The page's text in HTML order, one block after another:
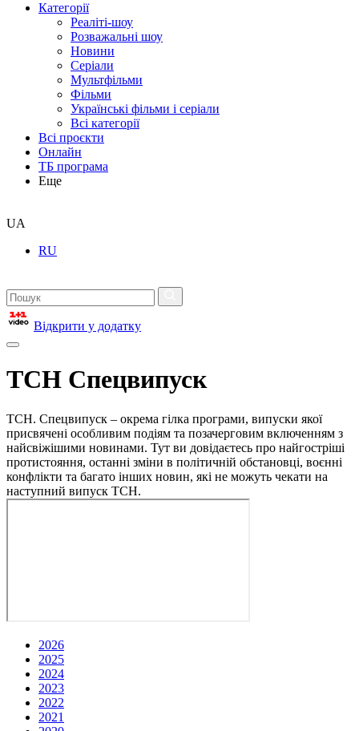
Категорії
Реаліті-шоу
Розважальні шоу
Новини
Серіали
Мультфільми
Фільми
Українські фільми і серіали
Всі категорії
Всі проєкти
Онлайн
ТБ програма
Еще
UA
RU
Відкрити у додатку
ТСН Спецвипуск
ТСН. Спецвипуск – окрема гілка програми, випуски якої
присвячені особливим подіям та позачерговим включенням з
найсвіжішими новинами. Тут ви довідаєтесь про найгостріші
протистояння, останні зміни в політичній обстановці, воєнні
конфлікти та багато інших новин, які не можуть чекати на
наступний випуск ТСН.
2026
2025
2024
2023
2022
2021